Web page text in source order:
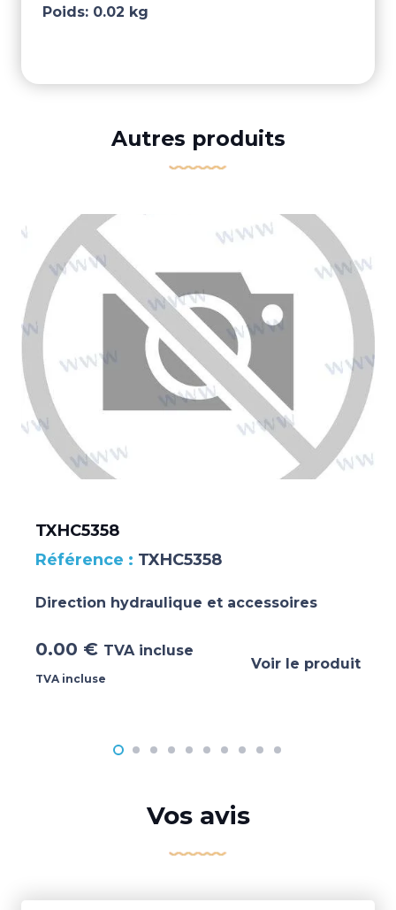
Poids: 0.02 kg
Autres produits
TXHC5358
TXHC5358
Direction hydraulique et accessoires
0.00 € TVA incluse
TVA incluse
Voir le produit
Vos avis